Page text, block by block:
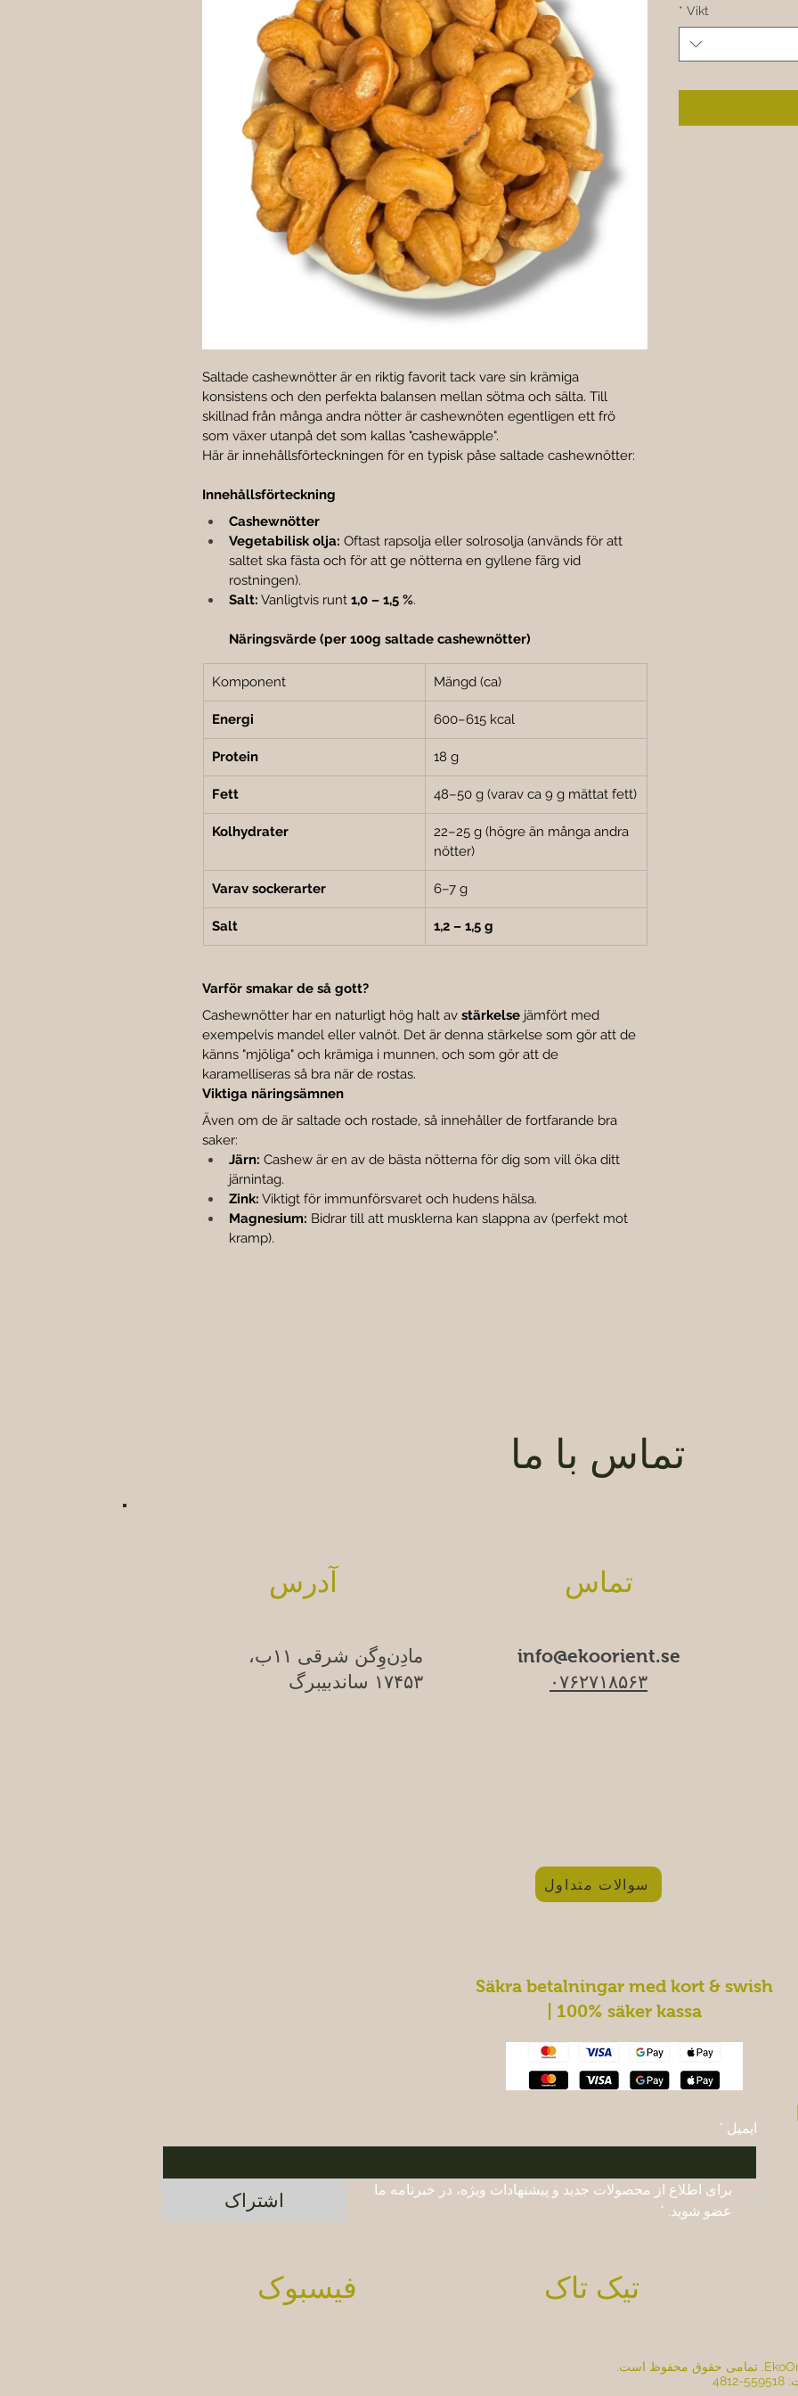
Saltade cashewnötter är en riktig favorit tack vare sin krämiga
konsistens och den perfekta balansen mellan sötma och sälta. Till
skillnad från många andra nötter är cashewnöten egentligen ett frö
som växer utanpå det som kallas "cashewäpple".
Här är innehållsförteckningen för en typisk påse saltade cashewnötter:
Innehållsförteckning
Cashewnötter
Vegetabilisk olja: Oftast rapsolja eller solrosolja (används för att
saltet ska fästa och för att ge nötterna en gyllene färg vid
rostningen).
Salt: Vanligtvis runt 1,0 – 1,5 %.
Näringsvärde (per 100g saltade cashewnötter)
Komponent Mängd (ca)
Energi 600–615 kcal
Protein 18 g
Fett 48–50 g (varav ca 9 g mättat fett)
Kolhydrater
22–25 g (högre än många andra
nötter)
Varav sockerarter 6–7 g
Salt 1,2 – 1,5 g
Varför smakar de så gott?
Cashewnötter har en naturligt hög halt av stärkelse jämfört med
exempelvis mandel eller valnöt. Det är denna stärkelse som gör att de
känns "mjöliga" och krämiga i munnen, och som gör att de
karamelliseras så bra när de rostas.
Viktiga näringsämnen
Även om de är saltade och rostade, så innehåller de fortfarande bra
saker:
Järn: Cashew är en av de bästa nötterna för dig som vill öka ditt
järnintag.
Zink: Viktigt för immunförsvaret och hudens hälsa.
Magnesium: Bidrar till att musklerna kan slappna av (perfekt mot
kramp).
Vikt
*
تماس با ما
آدرس
مادِن‌وِگن شرقی ۱۱ب،
۱۷۴۵۳ ساندبیبرگ
تماس
info@ekoorient.se
۰۷۶۲۷۱۸۵۶۳
سوالات متداول
Säkra betalningar med kort & swish
| 100% säker kassa
ایمیل *
عضو شوید. *
اشتراک
فیسبوک تیک تاک